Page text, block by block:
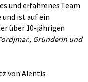
und erfahrenes Team
und ist auf ein
über 10-jährigen
Gründerin und
von Alentis